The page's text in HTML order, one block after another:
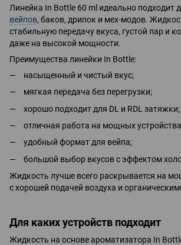
Линейка In Bottle 60 ml идеально подходит
вейпов, баков, дрипок и мех-модов.
стабильную передачу вкуса, густой пар и
даже на высокой мощности.
Преимущества линейки In Bottle:
насыщенный и чистый вкус;
мягкая передача без перегрузки;
хорошо подходит для DL и RDL затяжки;
отличная работа на мощных
удобный формат для вейпа;
большой выбор вкусов с эффектом
Жидкость лучше всего раскрывается на
с хорошей подачей воздуха и
Для каких устройств подходит
Жидкость на основе ароматизатора In